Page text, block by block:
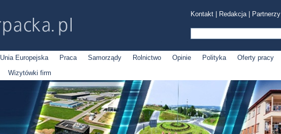
Kontakt Redakcja| Partnerzy
Unia Europejska Praca Samorządy Rolnictwo Opinie Polityka Oferty pracy
Wizytówki firm